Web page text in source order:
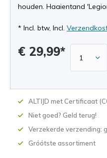
houden. Haaientand
* Incl. btw, Incl.
€ 29,99*
ALTIJD met Certificaat
Niet goed? Geld terug!
Verzekerde verzending:
Gróótste assortiment